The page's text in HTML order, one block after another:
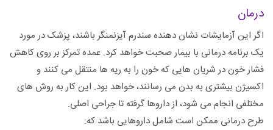
درمان
اگر این آزمایشات نشان دهنده سندرم آیزنمنگر باشند، پزشک در مورد
یک برنامه درمانی با بیمار صحبت خواهد کرد. عمده تمرکز بر روی کاهش
فشار خون در شریان هایی که خون را به ریه ها منتقل می کنند و
اکسیژن بیشتری به بدن می رسانند، خواهد بود. این کار به روش های
مختلفی انجام می شود، از داروها گرفته تا جراحی اصلی.
طرح درمانی ممکن است شامل داروهایی باشد که: